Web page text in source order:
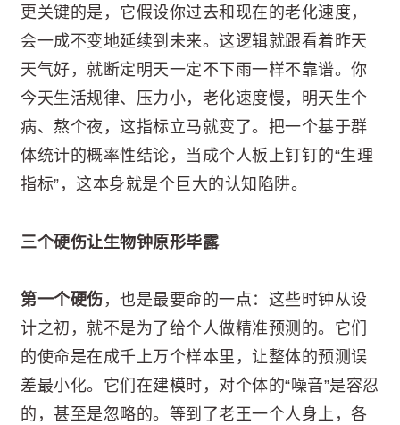
更关键的是，它假设你过去和现在的老化速度，
会一成不变地延续到未来。这逻辑就跟看着昨天
天气好，就断定明天一定不下雨一样不靠谱。你
今天生活规律、压力小，老化速度慢，明天生个
病、熬个夜，这指标立马就变了。把一个基于群
体统计的概率性结论，当成个人板上钉钉的“生理
指标”，这本身就是个巨大的认知陷阱。
三个硬伤让生物钟原形毕露
第一个硬伤 ，也是最要命的一点：这些时钟从设
计之初，就不是为了给个人做精准预测的。它们
的使命是在成千上万个样本里，让整体的预测误
差最小化。它们在建模时，对个体的“噪音”是容忍
的，甚至是忽略的。等到了老王一个人身上，各